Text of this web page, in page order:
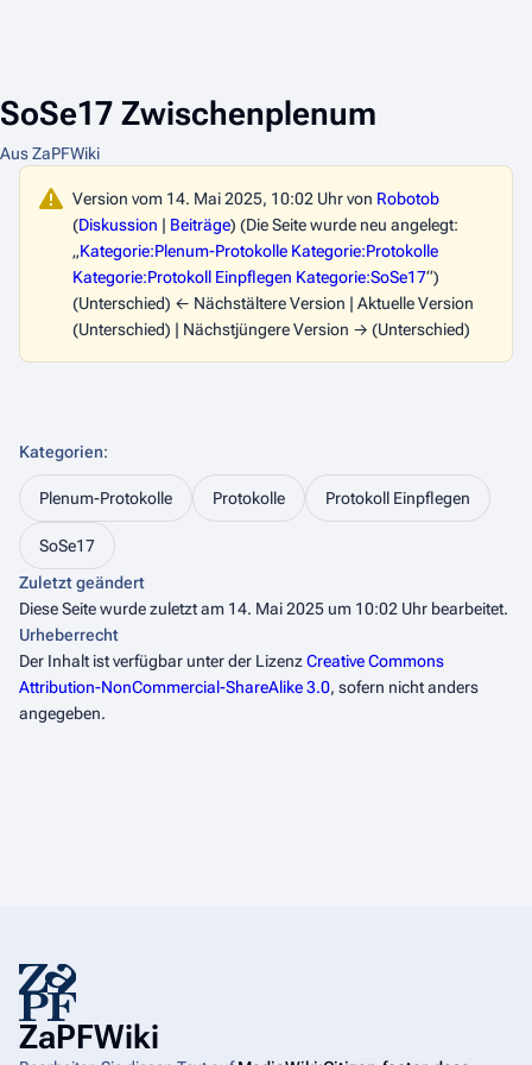
SoSe17 Zwischenplenum
Aus ZaPFWiki
Version vom 14. Mai 2025, 10:02 Uhr von Robotob
(Diskussion | Beiträge) (Die Seite wurde neu angelegt:
„Kategorie:Plenum-Protokolle Kategorie:Protokolle
Kategorie:Protokoll Einpflegen Kategorie:SoSe17“)
(Unterschied) ← Nächstältere Version | Aktuelle Version
(Unterschied) | Nächstjüngere Version → (Unterschied)
Kategorien:
Plenum-Protokolle Protokolle Protokoll Einpflegen
SoSe17
Zuletzt geändert
Diese Seite wurde zuletzt am 14. Mai 2025 um 10:02 Uhr bearbeitet.
Urheberrecht
Der Inhalt ist verfügbar unter der LizenzCreative Commons
Attribution-NonCommercial-ShareAlike 3.0, sofern nicht anders
angegeben.
ZaPFWiki